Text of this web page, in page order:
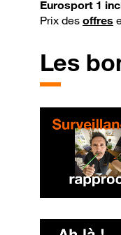
Eurosport 1
Prix des offres
Les